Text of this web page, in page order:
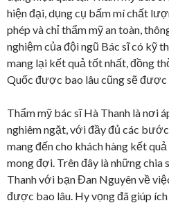
hiện đại, dụng cụ bấm mí chất
phép và chỉ thẩm mỹ an toàn,
nghiệm của đội ngũ Bác sĩ có kỹ
mang lại kết quả tốt nhất, đồng
Quốc được bao lâu cũng sẽ
Thẩm mỹ bác sĩ Hà Thanh là nơi
nghiêm ngặt, với đầy đủ các
mang đến cho khách hàng kết
mong đợi. Trên đây là những chia
Thanh với bạn Đan Nguyên về
được bao lâu. Hy vọng đã giúp